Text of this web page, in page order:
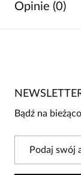
Opinie (0)
Bądź
W naszej
Bądź na